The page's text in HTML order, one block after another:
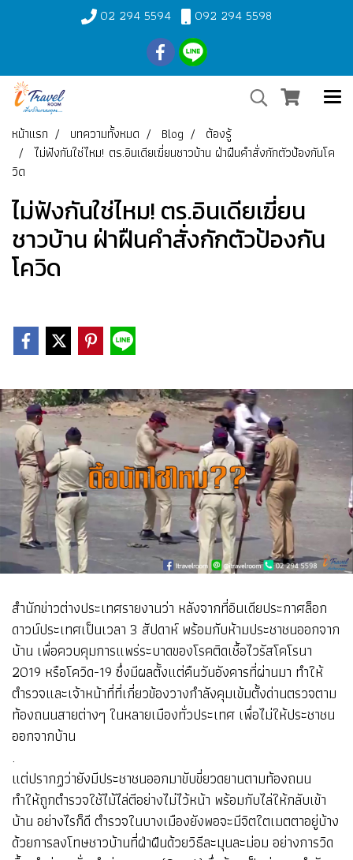
02 294 5594 092 294 5598
หน้าแรก บทความทั้งหมด Blog
ต้องรู้
ไม่ฟังกันใช่ไหม! ตร.อินเดียเฆี่ยนชาวบ้าน ฝ่าฝืนคำสั่งกักตัวป้องกันโค
วิด
ไม่ฟังกันใช่ไหม! ตร.อินเดียเฆี่ยน
ชาวบ้าน ฝ่าฝืนคำสั่งกักตัวป้องกัน
โควิด
สำนักข่าวต่างประเทศรายงานว่า หลังจากที่อินเดียประกาศล็อก
ดาวน์ประเทศเป็นเวลา 3 สัปดาห์ พร้อมกับห้ามประชาชนออกจาก
บ้าน เพื่อควบคุมการแพร่ระบาดของโรคติดเชื้อไวรัสโคโรนา
2019 หรือโควิด-19 ซึ่งมีผลตั้งแต่คืนวันอังคารที่ผ่านมา ทำให้
ตำรวจและเจ้าหน้าที่ที่เกี่ยวข้องวางกำลังคุมเข้มตั้งด่านตรวจตาม
ท้องถนนสายต่างๆ ในหลายเมืองทั่วประเทศ เพื่อไม่ให้ประชาชน
ออกจากบ้าน
.
แต่ปรากฏว่ายังมีประชาชนออกมาขับขี่ยวดยานตามท้องถนน
ทำให้ถูกตำรวจใช้ไม้ไล่ตีอย่างไม่ไว้หน้า พร้อมกับไล่ให้กลับเข้า
บ้าน อย่างไรก็ดี ตำรวจในบางเมืองยังพอจะมีจิตใตเมตตาอยู่บ้าง
ด้วยการลงโทษชาวบ้านที่ฝ่าฝืนด้วยวิธีละมุนละม่อม อย่างการวิด